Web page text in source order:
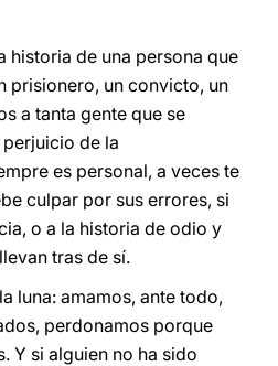
historia de una persona que
prisionero, un convicto, un
a tanta gente que se
de la
es personal, a veces te
culpar por sus errores, si
o a la historia de odio y
tras de sí.
luna: amamos, ante todo,
perdonamos porque
Y si alguien no ha sido